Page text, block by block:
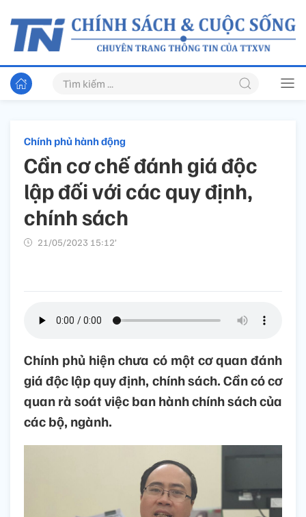
Chính phủ hành động
Cần cơ chế đánh giá độc
lập đối với các quy định,
chính sách
21/05/2023 15:12’
Chính phủ hiện chưa có một cơ quan đánh
giá độc lập quy định, chính sách. Cần có cơ
quan rà soát việc ban hành chính sách của
các bộ, ngành.